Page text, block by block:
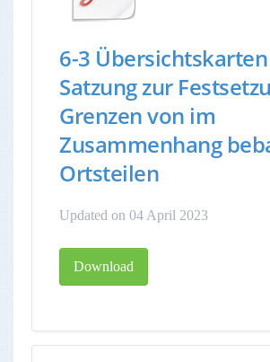
6-3
Satzung zur
Grenzen von im
Zusammenhang
Ortsteilen
Updated on 04 April 2023
Download